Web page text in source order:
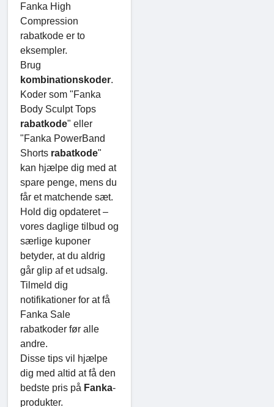
Fanka High
Compression
rabatkode er to
eksempler.
Brug
kombinationskoder.
Koder som "Fanka
Body Sculpt Tops
rabatkode" eller
"Fanka PowerBand
Shorts rabatkode"
kan hjælpe dig med at
spare penge, mens du
får et matchende sæt.
Hold dig opdateret –
vores daglige tilbud og
særlige kuponer
betyder, at du aldrig
går glip af et udsalg.
Tilmeld dig
notifikationer for at få
Fanka Sale
rabatkoder før alle
andre.
Disse tips vil hjælpe
dig med altid at få den
bedste pris på Fanka-
produkter.